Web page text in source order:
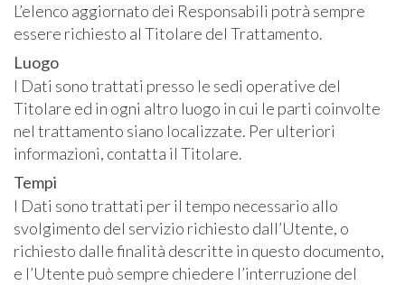
L’elenco aggiornato dei Responsabili potrà sempre
essere richiesto al Titolare del Trattamento.
Luogo
I Dati sono trattati presso le sedi operative del
Titolare ed in ogni altro luogo in cui le parti coinvolte
nel trattamento siano localizzate. Per ulteriori
informazioni, contatta il Titolare.
Tempi
I Dati sono trattati per il tempo necessario allo
svolgimento del servizio richiesto dall’Utente, o
richiesto dalle finalità descritte in questo documento,
e l’Utente può sempre chiedere l’interruzione del